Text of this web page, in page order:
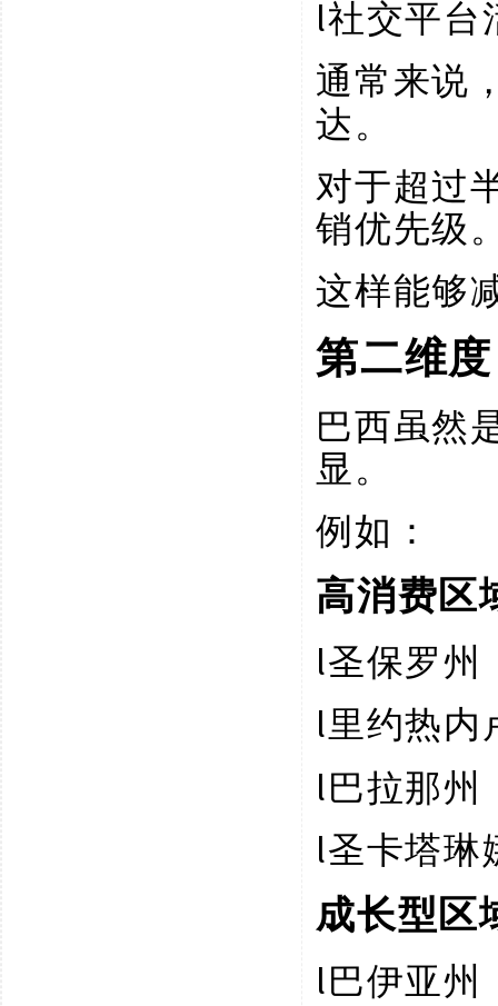
l社交平台
通常来说
达。
对于超过
销优先级
这样能够
第二维
巴西虽然
显。
例如：
高消费区
l圣保罗州
l里约热内
l巴拉那州
l圣卡塔琳
成长型区
l巴伊亚州